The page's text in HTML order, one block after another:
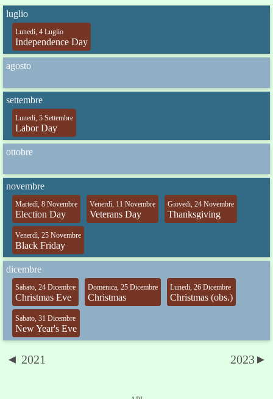
luglio
Lunedi, 4 Luglio
Independence Day
agosto
settembre
Lunedi, 5 Settembre
Labor Day
ottobre
novembre
Martedì, 8 Novembre
Election Day
Venerdì, 11 Novembre
Veterans Day
Giovedi, 24 Novembre
Thanksgiving
Venerdì, 25 Novembre
Black Friday
dicembre
Sabato, 24 Dicembre
Christmas Eve
Domenica, 25 Dicembre
Christmas
Lunedi, 26 Dicembre
Christmas (obs.)
Sabato, 31 Dicembre
New Year's Eve
◄ 2021 2023►